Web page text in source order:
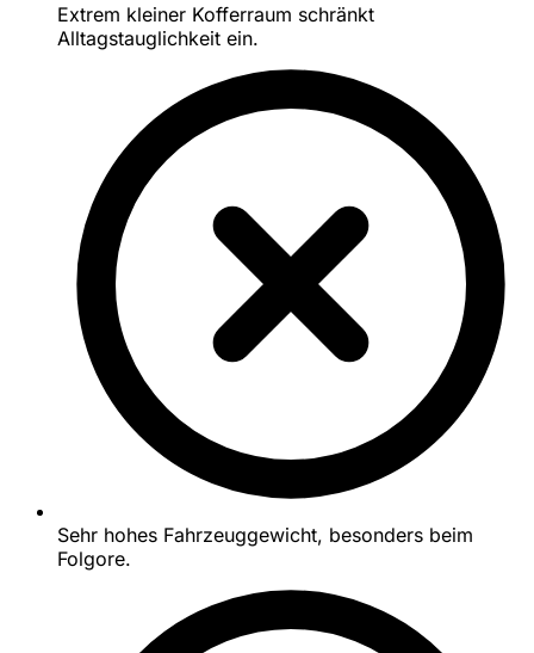
Extrem kleiner Kofferraum schränkt
Alltagstauglichkeit ein.
Sehr hohes Fahrzeuggewicht, besonders beim
Folgore.